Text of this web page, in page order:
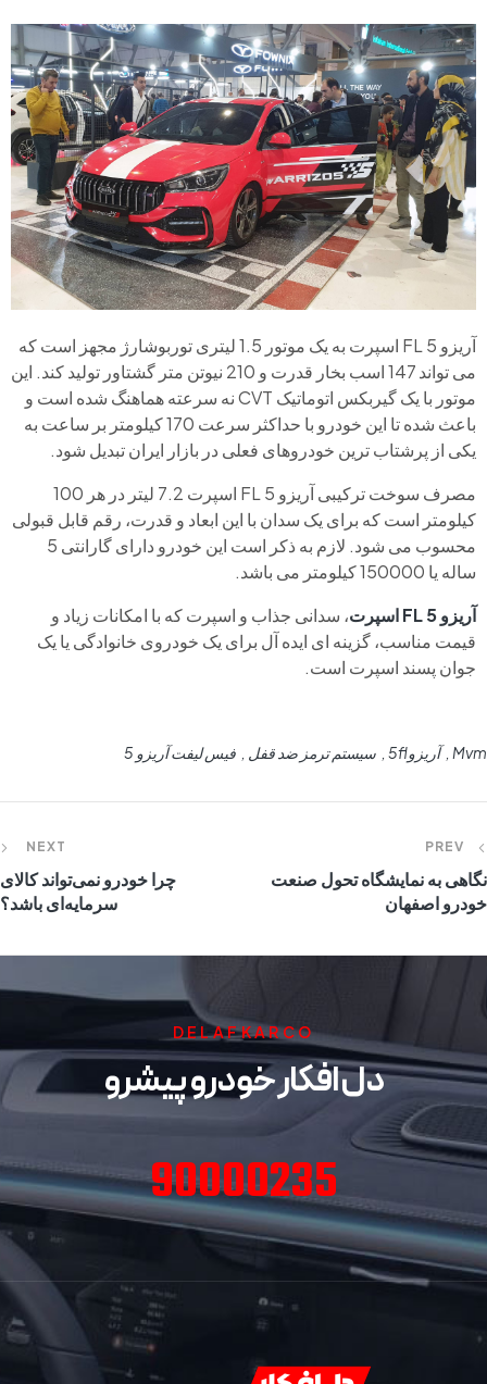
آریزو 5 FL اسپرت به یک موتور 1.5 لیتری توربوشارژ مجهز است که
می تواند 147 اسب بخار قدرت و 210 نیوتن متر گشتاور تولید کند. این
موتور با یک گیربکس اتوماتیک CVT نه سرعته هماهنگ شده است و
باعث شده تا این خودرو با حداکثر سرعت 170 کیلومتر بر ساعت به
یکی از پرشتاب ترین خودروهای فعلی در بازار ایران تبدیل شود.
مصرف سوخت ترکیبی آریزو 5 FL اسپرت 7.2 لیتر در هر 100
کیلومتر است که برای یک سدان با این ابعاد و قدرت، رقم قابل قبولی
محسوب می شود. لازم به ذکر است این خودرو دارای گارانتی 5
ساله یا 150000 کیلومتر می باشد.
آریزو 5 FL اسپرت
، سدانی جذاب و اسپرت که با امکانات زیاد و
قیمت مناسب، گزینه ای ایده آل برای یک خودروی خانوادگی یا یک
جوان پسند اسپرت است.
Mvm آریزو5fl سیستم ترمز ضد قفل فیس لیفت آریزو 5
PREV
نگاهی به نمایشگاه تحول صنعت
خودرو اصفهان
NEXT
چرا خودرو نمی‌تواند کالای
سرمایه‌ای باشد؟
DELAFKARCO
دل افکار خودرو پیشرو
90000235